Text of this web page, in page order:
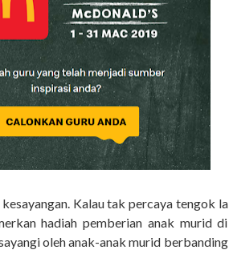
Kalau tak percaya tengok la
hadiah pemberian anak murid di
oleh anak-anak murid berbanding